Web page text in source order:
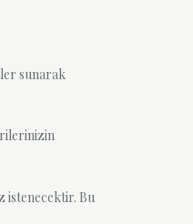
sunarak
istenecektir. Bu